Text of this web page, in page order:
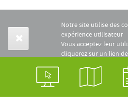
Notre site utilise des
expérience utilisateur
Vous acceptez leur
cliquerez sur un lien